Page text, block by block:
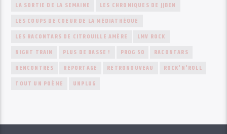
LA SORTIE DE LA SEMAINE
LES CHRONIQUES DE JJBEN
LES COUPS DE COEUR DE LA MÉDIATHÈQUE
LES RACONTARS DE CITROUILLE AMÈRE
LMV ROCK
NIGHT TRAIN
PLUS DE BASSE ! PROG 50
RACONTARS
RENCONTRES
REPORTAGE RETRONOUVEAU
ROCK'N'ROLL
TOUT UN POÈME
UNPLUG